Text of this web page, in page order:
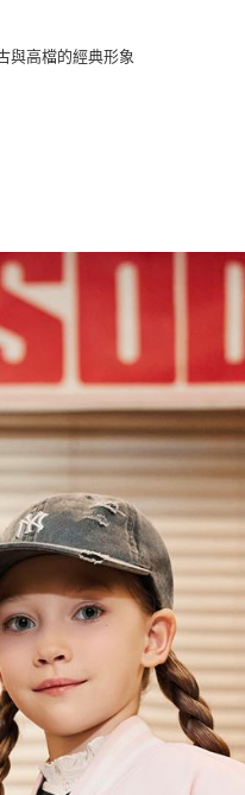
與高檔的經典形象